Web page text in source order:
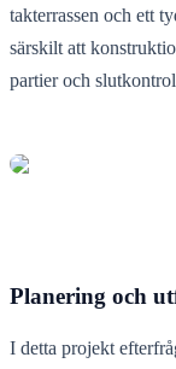
takterrassen och ett
särskilt att
partier och
Planering och
I detta projekt